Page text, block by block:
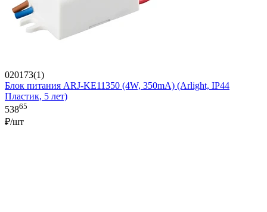
020173(1)
Блок питания ARJ-KE11350 (4W, 350mA) (Arlight, IP44
Пластик, 5 лет)
53865
₽/шт